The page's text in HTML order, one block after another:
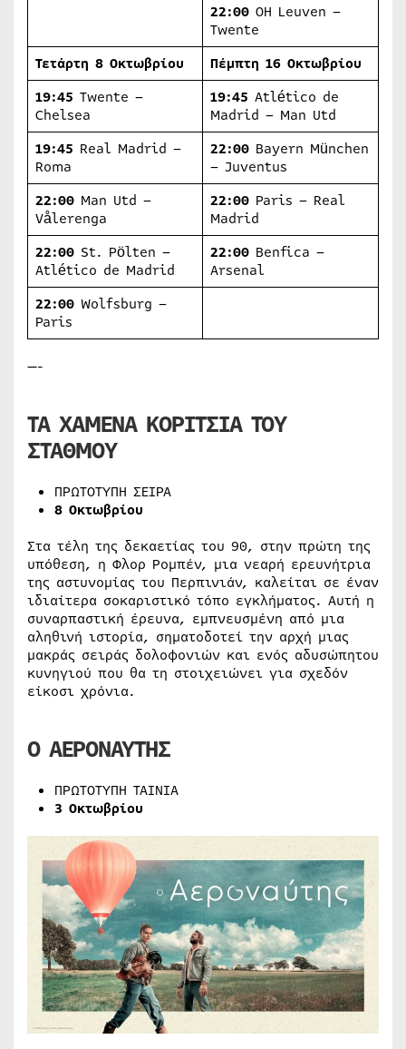
22:00 OH Leuven –
Twente
Τετάρτη 8 Οκτωβρίου Πέμπτη 16 Οκτωβρίου
19:45 Twente –
Chelsea
19:45 Atlético de
Madrid – Man Utd
19:45 Real Madrid –
Roma
22:00 Bayern München
– Juventus
22:00 Man Utd –
Vålerenga
22:00 Paris – Real
Madrid
22:00 St. Pölten –
Atlético de Madrid
22:00 Benfica –
Arsenal
22:00 Wolfsburg –
Paris
—-
ΤΑ ΧΑΜΕΝΑ ΚΟΡΙΤΣΙΑ ΤΟΥ
ΣΤΑΘΜΟΥ
ΠΡΩΤΟΤΥΠΗ ΣΕΙΡΑ
8 Οκτωβρίου
Στα τέλη της δεκαετίας του 90, στην πρώτη της
υπόθεση, η Φλορ Ρομπέν, μια νεαρή ερευνήτρια
της αστυνομίας του Περπινιάν, καλείται σε έναν
ιδιαίτερα σοκαριστικό τόπο εγκλήματος. Αυτή η
συναρπαστική έρευνα, εμπνευσμένη από μια
αληθινή ιστορία, σηματοδοτεί την αρχή μιας
μακράς σειράς δολοφονιών και ενός αδυσώπητου
κυνηγιού που θα τη στοιχειώνει για σχεδόν
είκοσι χρόνια.
Ο ΑΕΡΟΝΑΥΤΗΣ
ΠΡΩΤΟΤΥΠΗ ΤΑΙΝΙΑ
3 Οκτωβρίου